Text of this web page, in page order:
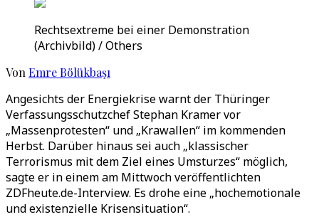
Rechtsextreme bei einer Demonstration
(Archivbild) / Others
Von Emre Bölükbaşı
Angesichts der Energiekrise warnt der Thüringer
Verfassungsschutzchef Stephan Kramer vor
„Massenprotesten“ und „Krawallen“ im kommenden
Herbst. Darüber hinaus sei auch „klassischer
Terrorismus mit dem Ziel eines Umsturzes“ möglich,
sagte er in einem am Mittwoch veröffentlichten
ZDFheute.de-Interview. Es drohe eine „hochemotionale
und existenzielle Krisensituation“.